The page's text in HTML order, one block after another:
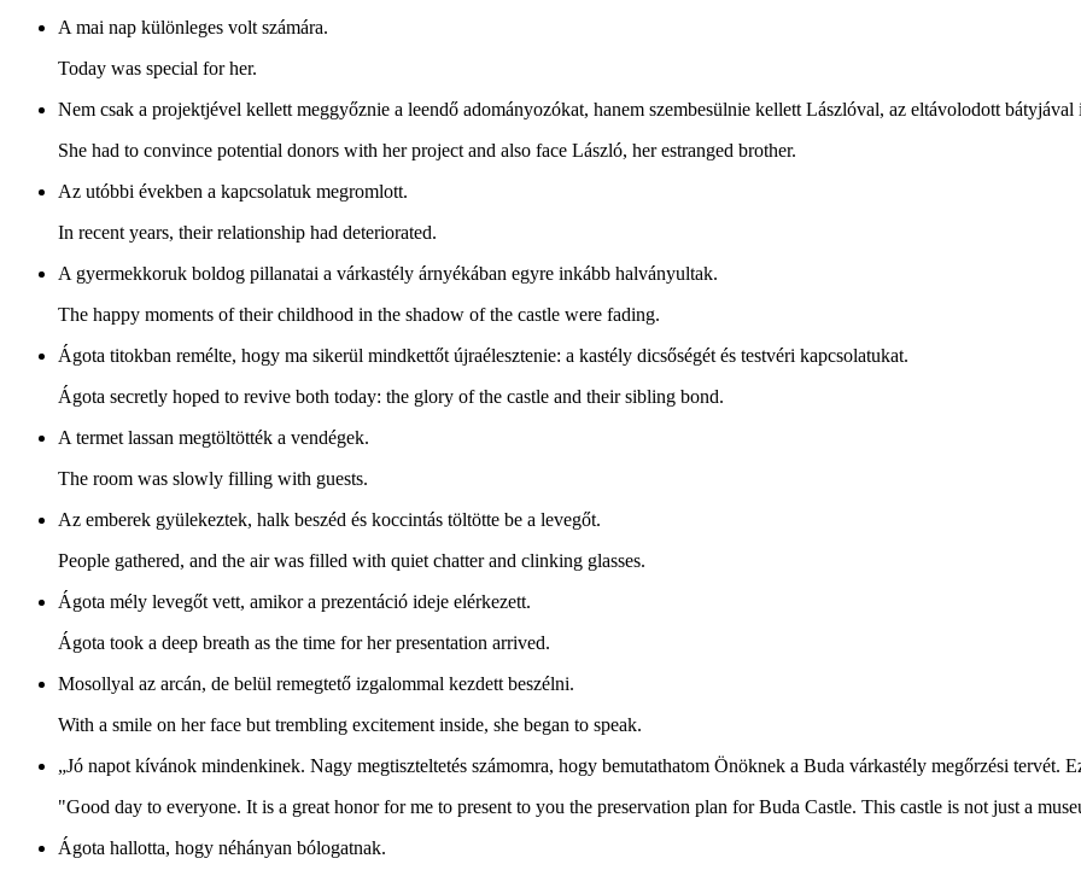
A mai nap különleges volt számára.
Today was special for her.
Nem csak a projektjével kellett meggyőznie a leendő adományozókat, hanem szembesülnie kellett Lászlóval, az eltávolodott bátyjával
She had to convince potential donors with her project and also face László, her estranged brother.
Az utóbbi években a kapcsolatuk megromlott.
In recent years, their relationship had deteriorated.
A gyermekkoruk boldog pillanatai a várkastély árnyékában egyre inkább halványultak.
The happy moments of their childhood in the shadow of the castle were fading.
Ágota titokban remélte, hogy ma sikerül mindkettőt újraélesztenie: a kastély dicsőségét és testvéri kapcsolatukat.
Ágota secretly hoped to revive both today: the glory of the castle and their sibling bond.
A termet lassan megtöltötték a vendégek.
The room was slowly filling with guests.
Az emberek gyülekeztek, halk beszéd és koccintás töltötte be a levegőt.
People gathered, and the air was filled with quiet chatter and clinking glasses.
Ágota mély levegőt vett, amikor a prezentáció ideje elérkezett.
Ágota took a deep breath as the time for her presentation arrived.
Mosollyal az arcán, de belül remegtető izgalommal kezdett beszélni.
With a smile on her face but trembling excitement inside, she began to speak.
„Jó napot kívánok mindenkinek. Nagy megtiszteltetés számomra, hogy bemutathatom Önöknek a Buda várkastély megőrzési tervét.
"Good day to everyone. It is a great honor for me to present to you the preservation plan for Buda Castle. This castle is not just a
Ágota hallotta, hogy néhányan bólogatnak.